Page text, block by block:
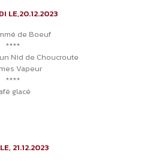
LE,20.12.2023
de Boeuf
****
Nid de Choucroute
Vapeur
****
glacé
21.12.2023